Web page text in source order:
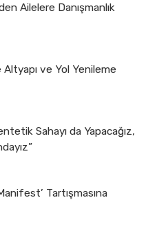
Ailelere Danışmanlık
Altyapı ve Yol Yenileme
Sahayı da Yapacağız,
Tartışmasına